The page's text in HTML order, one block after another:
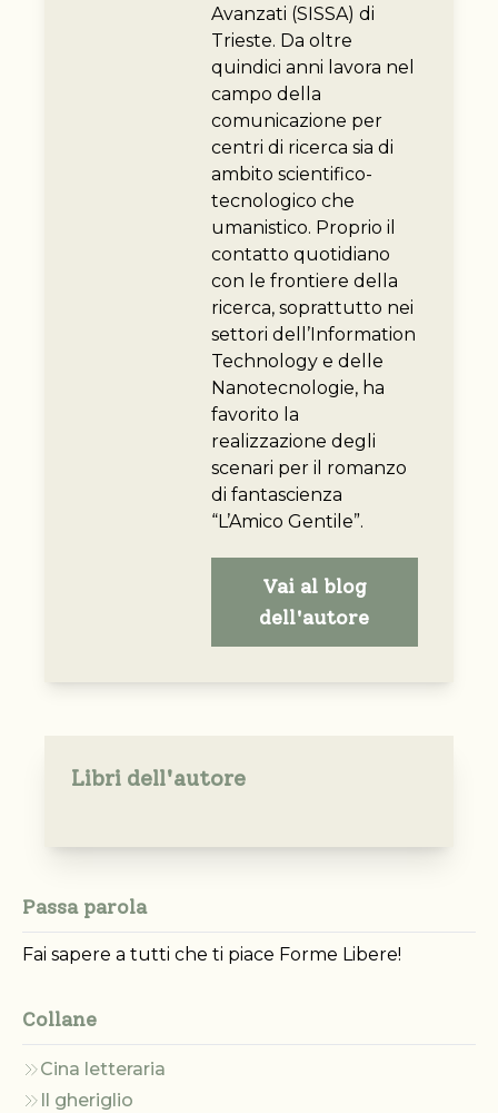
Passa parola
Fai sapere a tutti che ti piace Forme Libere!
Collane
Cina letteraria
Il gheriglio
Avanzati (SISSA) di
Trieste. Da oltre
quindici anni lavora nel
campo della
comunicazione per
centri di ricerca sia di
ambito scientifico-
tecnologico che
umanistico. Proprio il
contatto quotidiano
con le frontiere della
ricerca, soprattutto nei
settori dell’Information
Technology e delle
Nanotecnologie, ha
favorito la
realizzazione degli
scenari per il romanzo
di fantascienza
“L’Amico Gentile”.
Vai al blog
dell'autore
Libri dell'autore